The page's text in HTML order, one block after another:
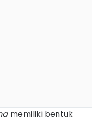
memiliki bentuk